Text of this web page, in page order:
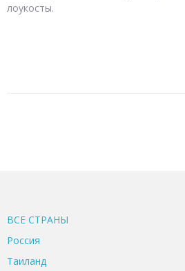
лоукосты.
ВСЕ CТРАНЫ
Россия
Таиланд